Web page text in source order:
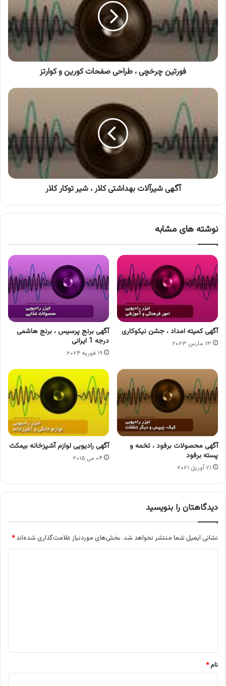
طراحی
صفحات
کورین
کوارتز
فورتین چرخچی ، طراحی صفحات کورین و کوارتز
آگهی
،
شیر
توکار
کلار
آگهی شیرآلات بهداشتی کلار ، شیر توکار کلار
نوشته های مشابه
آگهی کمیته امداد ، جشن نیکوکاری
۱۳ مارس ۲۰۲۳
آگهی برنج پرسیس ، برنج هاشمی
درجه 1 ایرانی
۱۹ فوریه ۲۰۲۴
آگهی محصولات برفود ، تخمه و
پسته برفود
۲۱ آوریل ۲۰۲۱
آگهی رادیویی لوازم آشپزخانه بیمکث
۰۴ می ۲۰۱۵
دیدگاهتان را بنویسید
نشانی ایمیل شما منتشر نخواهد شد. بخش‌های موردنیاز علامت‌گذاری شده‌اند*
نام*